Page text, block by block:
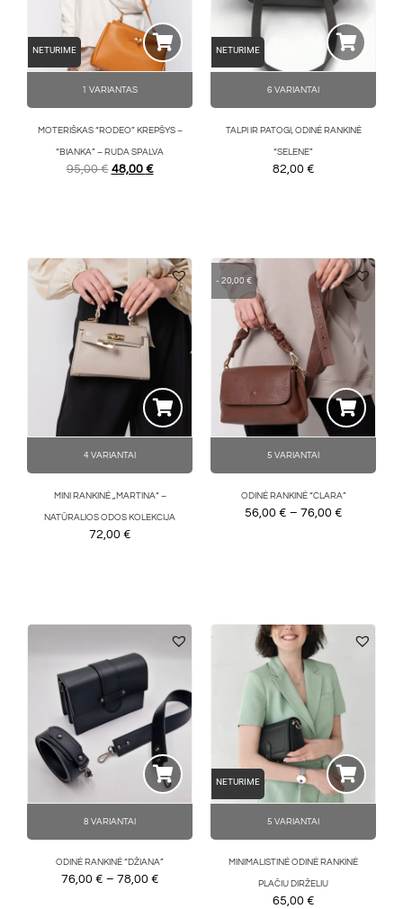
NETURIME
1 VARIANTAS
MOTERIŠKAS “RODEO” KREPŠYS –
“BIANKA” – RUDA SPALVA
95,00€ 48,00 €
NETURIME
6 VARIANTAI
TALPI IR PATOGI, ODINĖ RANKINĖ
“SELENE”
82,00 €
4 VARIANTAI
MINI RANKINĖ „MARTINA“ –
NATŪRALIOS ODOS KOLEKCIJA
72,00 €
- 20,00 €
5 VARIANTAI
ODINĖ RANKINĖ “CLARA”
56,00 € – 76,00 €
8 VARIANTAI
ODINĖ RANKINĖ “DŽIANA”
76,00 € – 78,00 €
NETURIME
5 VARIANTAI
MINIMALISTINĖ ODINĖ RANKINĖ
PLAČIU DIRŽELIU
65,00 €